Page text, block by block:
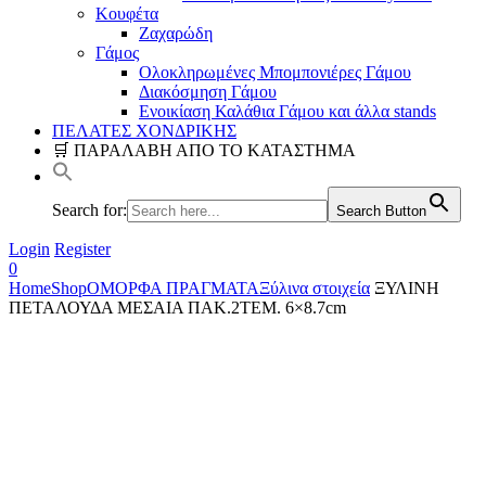
Κουφέτα
Ζαχαρώδη
Γάμος
Ολοκληρωμένες Μπομπονιέρες Γάμου
Διακόσμηση Γάμου
Ενοικίαση Καλάθια Γάμου και άλλα stands
ΠΕΛΑΤΕΣ ΧΟΝΔΡΙΚΗΣ
🛒 ΠΑΡΑΛΑΒΗ ΑΠΟ ΤΟ ΚΑΤΑΣΤΗΜΑ
Search for: Search Button
Login Register
0
HomeShopΟΜΟΡΦΑ ΠΡΑΓΜΑΤΑΞύλινα στοιχεία ΞΥΛΙΝΗ
ΠΕΤΑΛΟΥΔΑ ΜΕΣΑΙΑ ΠΑΚ.2ΤΕΜ. 6×8.7cm